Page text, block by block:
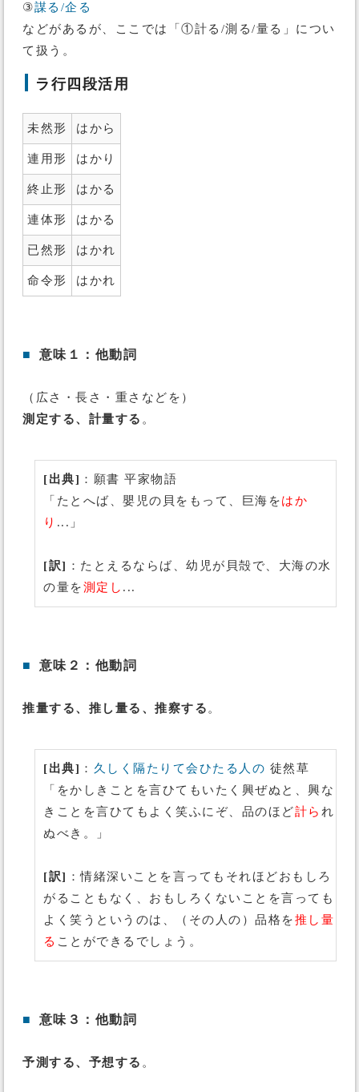
③謀る/企る
などがあるが、ここでは「①計る/測る/量る」につい
て扱う。
ラ行四段活用
未然形 はから
連用形 はかり
終止形 はかる
連体形 はかる
已然形 はかれ
命令形 はかれ
■ 意味１：他動詞
（広さ・長さ・重さなどを）
測定する、計量する 。
[出典] ：願書 平家物語
「たとへば、嬰児の貝をもって、巨海をはか
り ...」
[訳] ：たとえるならば、幼児が貝殻で、大海の水
の量を測定し ...
■ 意味２：他動詞
推量する、推し量る、推察する 。
[出典] ： 久しく隔たりて会ひたる人の 徒然草
「をかしきことを言ひてもいたく興ぜぬと、興な
きことを言ひてもよく笑ふにぞ、品のほど計ら れ
ぬべき。」
[訳] ：情緒深いことを言ってもそれほどおもしろ
がることもなく、おもしろくないことを言っても
よく笑うというのは、（その人の）品格を推し量
る ことができるでしょう。
■ 意味３：他動詞
予測する、予想する 。